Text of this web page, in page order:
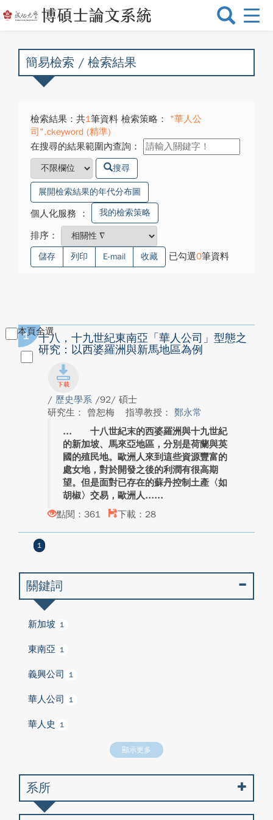
選
換
簡易檢索 / 檢索結果
檢索結果：共1筆資料 檢索策略：
"華人公
司".ckeyword (精準)
在搜尋的結果範圍內查詢：
搜尋
展開檢索結果的年代分布圖
個人化服務 ： 我的檢索策略
排序：
儲存 列印 E-mail 收藏 已勾選0筆資料
本頁全選
1
十八，十九世紀東南亞「華人公司」型態之
研究：以西婆羅洲與新馬地區為例
/ 歷史學系 /92/ 碩士
研究生： 曾恕梅
指導教授： 鄭永常
十八世紀末的西婆羅洲與十九世紀
的新加坡、馬來亞地區，分別是荷蘭與英
國的殖民地。歐洲人來到這些資源豐富的
處女地，對於開發之後的利潤有很高期
望。但是面對已存在的蘇丹控制土產〈如
胡椒〉交易，歐洲人...
點閱：361
下載：28
1
關鍵詞
新加坡 1
東南亞 1
義興公司 1
華人公司 1
華人史 1
顯示更多
系所